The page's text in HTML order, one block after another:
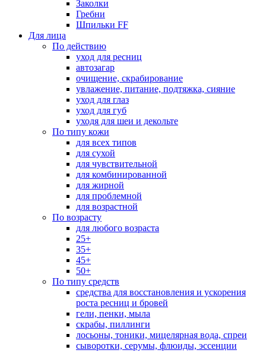
Заколки
Гребни
Шпильки FF
Для лица
По действию
уход для ресниц
автозагар
очищение, скрабирование
увлажение, питание, подтяжка, сияние
уход для глаз
уход для губ
уходя для шеи и декольте
По типу кожи
для всех типов
для сухой
для чувствительной
для комбинированной
для жирной
для проблемной
для возрастной
По возрасту
для любого возраста
25+
35+
45+
50+
По типу средств
средства для восстановления и ускорения
роста ресниц и бровей
гели, пенки, мыла
скрабы, пиллинги
лосьоны, тоники, мицелярная вода, спреи
сыворотки, серумы, флюиды, эссенции